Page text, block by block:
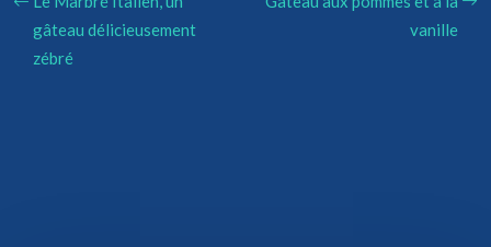
gâteau délicieusement
zébré
vanille